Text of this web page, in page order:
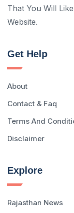
That You Will
Website.
Get Help
About
Contact & Faq
Terms And
Disclaimer
Explore
Rajasthan News